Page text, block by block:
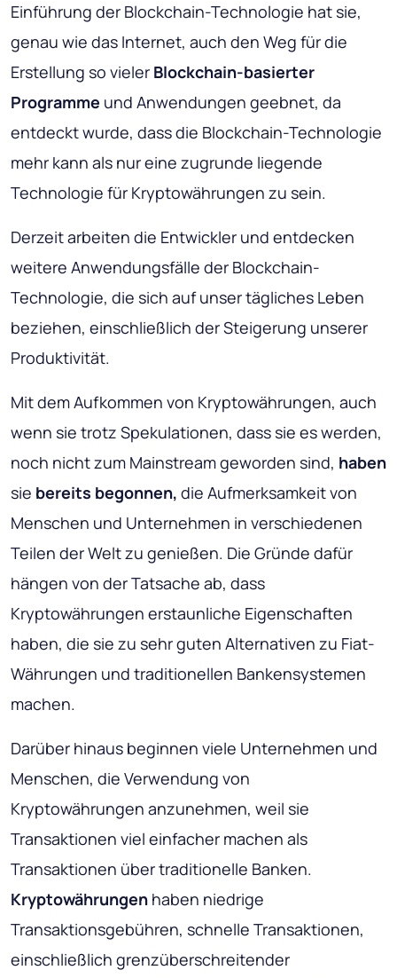
Einführung der Blockchain-Technologie hat sie,
genau wie das Internet, auch den Weg für die
Erstellung so vieler Blockchain-basierter
Programme und Anwendungen geebnet, da
entdeckt wurde, dass die Blockchain-Technologie
mehr kann als nur eine zugrunde liegende
Technologie für Kryptowährungen zu sein.
Derzeit arbeiten die Entwickler und entdecken
weitere Anwendungsfälle der Blockchain-
Technologie, die sich auf unser tägliches Leben
beziehen, einschließlich der Steigerung unserer
Produktivität.
Mit dem Aufkommen von Kryptowährungen, auch
wenn sie trotz Spekulationen, dass sie es werden,
noch nicht zum Mainstream geworden sind, haben
sie bereits begonnen, die Aufmerksamkeit von
Menschen und Unternehmen in verschiedenen
Teilen der Welt zu genießen. Die Gründe dafür
hängen von der Tatsache ab, dass
Kryptowährungen erstaunliche Eigenschaften
haben, die sie zu sehr guten Alternativen zu Fiat-
Währungen und traditionellen Bankensystemen
machen.
Darüber hinaus beginnen viele Unternehmen und
Menschen, die Verwendung von
Kryptowährungen anzunehmen, weil sie
Transaktionen viel einfacher machen als
Transaktionen über traditionelle Banken.
Kryptowährungen haben niedrige
Transaktionsgebühren, schnelle Transaktionen,
einschließlich grenzüberschreitender